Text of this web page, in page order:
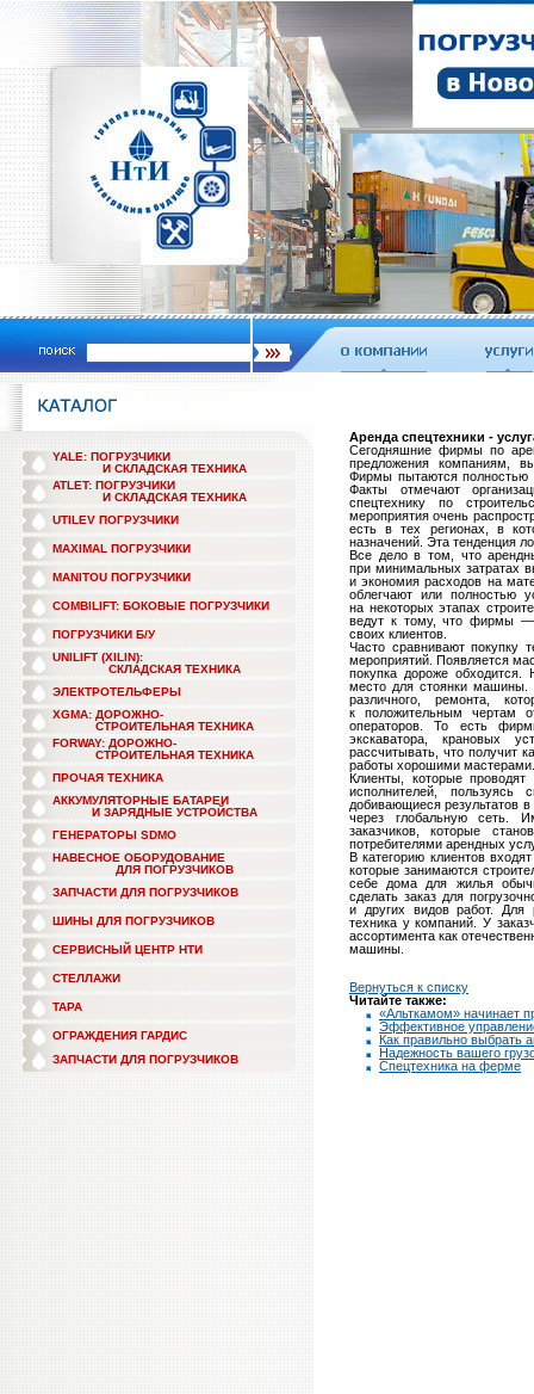
YALE: ПОГРУЗЧИКИ
И СКЛАДСКАЯ ТЕХНИКА
ATLET: ПОГРУЗЧИКИ
И СКЛАДСКАЯ ТЕХНИКА
UTILEV ПОГРУЗЧИКИ
MAXIMAL ПОГРУЗЧИКИ
MANITOU ПОГРУЗЧИКИ
COMBILIFT: БОКОВЫЕ ПОГРУЗЧИКИ
ПОГРУЗЧИКИ Б/У
UNILIFT (XILIN):
СКЛАДСКАЯ ТЕХНИКА
ЭЛЕКТРОТЕЛЬФЕРЫ
XGMA: ДОРОЖНО-
СТРОИТЕЛЬНАЯ ТЕХНИКА
FORWAY: ДОРОЖНО-
СТРОИТЕЛЬНАЯ ТЕХНИКА
ПРОЧАЯ ТЕХНИКА
АККУМУЛЯТОРНЫЕ БАТАРЕИ
И ЗАРЯДНЫЕ УСТРОЙСТВА
ГЕНЕРАТОРЫ SDMO
НАВЕСНОЕ ОБОРУДОВАНИЕ
ДЛЯ ПОГРУЗЧИКОВ
ЗАПЧАСТИ ДЛЯ ПОГРУЗЧИКОВ
ШИНЫ ДЛЯ ПОГРУЗЧИКОВ
СЕРВИСНЫЙ ЦЕНТР НТИ
СТЕЛЛАЖИ
ТАРА
ОГРАЖДЕНИЯ ГАРДИС
ЗАПЧАСТИ ДЛЯ ПОГРУЗЧИКОВ
Аренда спецтехники -
Сегодняшние фирмы по
предложения компаниям,
Фирмы пытаются полностью
Факты отмечают
спецтехнику по
мероприятия очень
есть в тех регионах, в
назначений. Эта тенденция
Все дело в том, что
при минимальных затратах
и экономия расходов на
облегчают или полностью
на некоторых этапах
ведут к тому, что фирмы —
своих клиентов.
Часто сравнивают покупку
мероприятий. Появляется
покупка дороже обходится.
место для стоянки машины.
различного, ремонта,
к положительным чертам
операторов. То есть
экскаватора, крановых
рассчитывать, что получит
работы хорошими мастерами.
Клиенты, которые
исполнителей, пользуясь
добивающиеся результатов
через глобальную сеть.
заказчиков, которые
потребителями арендных
В категорию клиентов
которые занимаются
себе дома для жилья
сделать заказ для
и других видов работ. Для
техника у компаний. У
ассортимента как
машины.
Вернуться к списку
Читайте также:
«Альткамом» начинает
Эффективное
Как правильно выбрать
Надежность вашего
Спецтехника на ферме